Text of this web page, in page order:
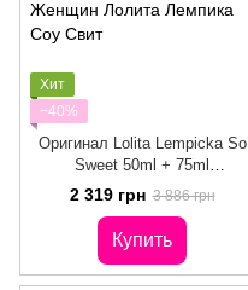
Хит
−40%
Оригинал Lolita Lempicka So
Sweet 50ml + 75ml
Подарочный набор Для
Женщин Лолита Лемпика Соу
2 319 грн 3 886 грн
Купить